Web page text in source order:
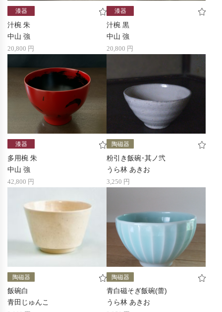
漆器
汁椀 朱
中山 強
20,800 円
漆器
汁椀 黒
中山 強
20,800 円
漆器
多用椀 朱
中山 強
42,800 円
陶磁器
粉引き飯碗･其ノ弐
うら林 あきお
3,250 円
陶磁器
飯碗白
青田じゅんこ
陶磁器
青白磁そぎ飯碗(蕾)
うら林 あきお